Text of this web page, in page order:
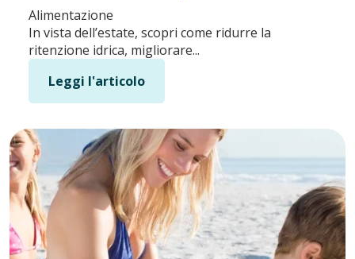
Alimentazione
In vista dell’estate, scopri come ridurre la
ritenzione idrica, migliorare...
Leggi l'articolo